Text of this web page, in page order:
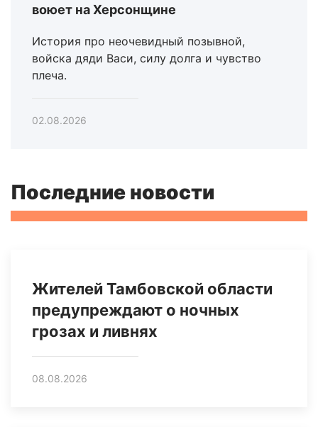
воюет на Херсонщине
История про неочевидный позывной,
войска дяди Васи, силу долга и чувство
плеча.
02.08.2026
Последние новости
Жителей Тамбовской области
предупреждают о ночных
грозах и ливнях
08.08.2026